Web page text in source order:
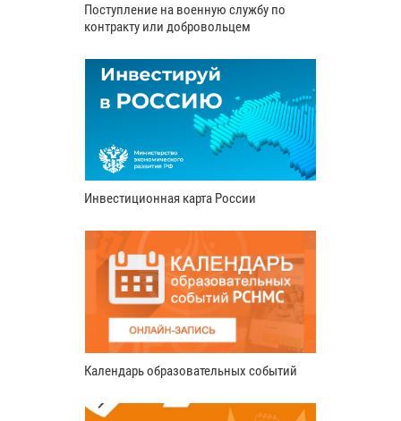
Поступление на военную службу по
контракту или добровольцем
Инвестиционная карта России
Календарь образовательных событий